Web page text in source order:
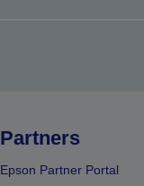
Partners
Epson Partner Portal